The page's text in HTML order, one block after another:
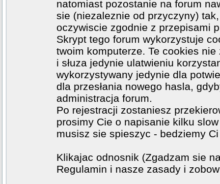
natomiast pozostanie na forum
sie (niezaleznie od przyczyny)
oczywiscie zgodnie z przepisami
Skrypt tego forum wykorzystuje
twoim komputerze. Te cookies
i słuza jedynie ulatwieniu
wykorzystywany jedynie dla
dla przesłania nowego hasla,
administracja forum.
Po rejestracji zostaniesz
prosimy Cie o napisanie kilku
musisz sie spieszyc - bedziemy
Klikajac odnosnik (Zgadzam sie
Regulamin i nasze zasady i